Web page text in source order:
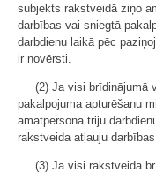
subjekts rakstveidā ziņo
darbības vai sniegtā
darbdienu laikā pēc
ir novērsti.
(2) Ja visi brīdinājumā
pakalpojuma apturēšanu
amatpersona triju
rakstveida atļauju
(3) Ja visi rakstveida